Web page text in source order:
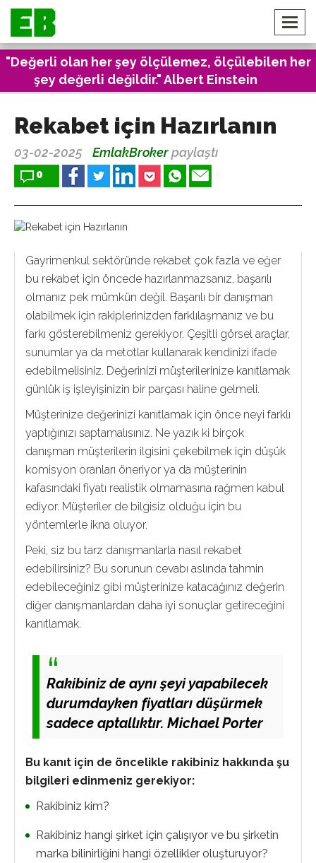
"Değerli olan her şey ölçülemez, ölçülebilen her
şey değerli değildir." Albert Einstein
Rekabet için Hazırlanın
03-02-2025 EmlakBrokerpaylaştı
0
Gayrimenkul sektöründe rekabet çok fazla ve eğer
bu rekabet için öncede hazırlanmazsanız, başarılı
olmanız pek mümkün değil. Başarılı bir danışman
olabilmek için rakiplerinizden farklılaşmanız ve bu
farkı gösterebilmeniz gerekiyor. Çeşitli görsel araçlar,
sunumlar ya da metotlar kullanarak kendinizi ifade
edebilmelisiniz. Değerinizi müşterilerinize kanıtlamak
günlük iş işleyişinizin bir parçası haline gelmeli.
Müşterinize değerinizi kanıtlamak için önce neyi farklı
yaptığınızı saptamalısınız. Ne yazık ki birçok
danışman müşterilerin ilgisini çekebilmek için düşük
komisyon oranları öneriyor ya da müşterinin
kafasındaki fiyatı realistik olmamasına rağmen kabul
ediyor. Müşteriler de bilgisiz olduğu için bu
yöntemlerle ikna oluyor.
Peki, siz bu tarz danışmanlarla nasıl rekabet
edebilirsiniz? Bu sorunun cevabı aslında tahmin
edebileceğiniz gibi müşterinize katacağınız değerin
diğer danışmanlardan daha iyi sonuçlar getireceğini
kanıtlamak.
Rakibiniz de aynı şeyi yapabilecek
durumdayken fiyatları düşürmek
sadece aptallıktır. Michael Porter
Bu kanıt için de öncelikle rakibiniz hakkında şu
bilgileri edinmeniz gerekiyor:
Rakibiniz kim?
Rakibiniz hangi şirket için çalışıyor ve bu şirketin
marka bilinirliğini hangi özellikler oluşturuyor?